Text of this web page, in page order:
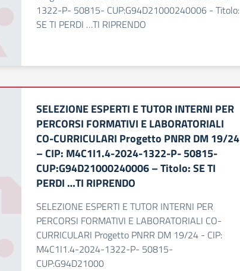
1322-P- 50815- CUP:G94D21000240006 - Titolo:
SE TI PERDI …TI RIPRENDO
SELEZIONE ESPERTI E TUTOR INTERNI PER
PERCORSI FORMATIVI E LABORATORIALI
CO-CURRICULARI Progetto PNRR DM 19/24
– CIP: M4C1I1.4-2024-1322-P- 50815-
CUP:G94D21000240006 – Titolo: SE TI
PERDI …TI RIPRENDO
SELEZIONE ESPERTI E TUTOR INTERNI PER
PERCORSI FORMATIVI E LABORATORIALI CO-
CURRICULARI Progetto PNRR DM 19/24 - CIP:
M4C1I1.4-2024-1322-P- 50815-
CUP:G94D21000